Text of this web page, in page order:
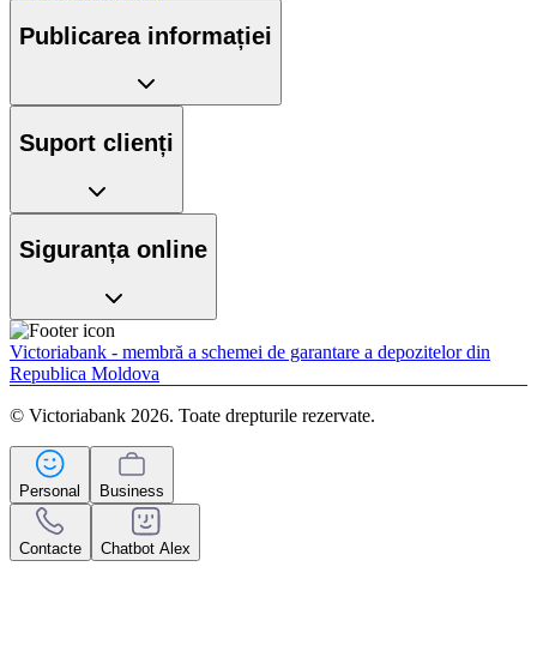
Publicarea informației
Suport clienți
Siguranța online
Victoriabank - membră a schemei de garantare a depozitelor din
Republica Moldova
© Victoriabank 2026. Toate drepturile rezervate.
Personal Business
Contacte Chatbot Alex